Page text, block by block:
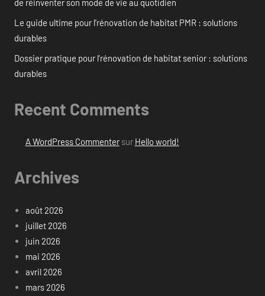
de réinventer son mode de vie au quotidien
Le guide ultime pour l’rénovation de habitat PMR : solutions
durables
Dossier pratique pour l’rénovation de habitat senior : solutions
durables
Recent Comments
A WordPress Commentersur Hello world!
Archives
août 2026
juillet 2026
juin 2026
mai 2026
avril 2026
mars 2026